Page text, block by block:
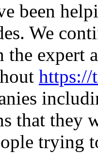
been
We
the expert
https://
that they
trying